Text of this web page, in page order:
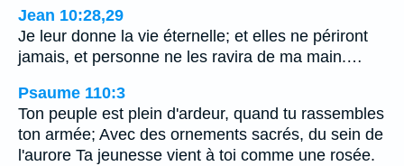
Jean 10:28,29
Je leur donne la vie éternelle; et elles ne périront
jamais, et personne ne les ravira de ma main.…
Psaume 110:3
Ton peuple est plein d'ardeur, quand tu rassembles
ton armée; Avec des ornements sacrés, du sein de
l'aurore Ta jeunesse vient à toi comme une rosée.